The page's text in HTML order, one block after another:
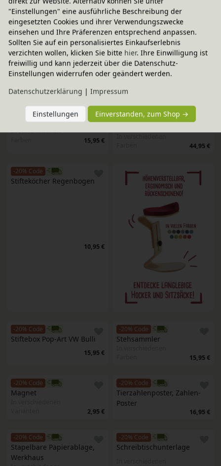
Stiftebox Katze, Werkhaus
17,95 €
Stiftebox Dino, Werkhaus
In verschiedenen
Farben
-20% Code
3D Globus
149,00 €
-20% Code
Magnet
In verschiedenen
-20% Code
Fotorahmen-Stiftebox
In verschiedenen
15,95 €
-20% Code
Schreibtisch-Organizer mit
44,95 €
-20% Code
Stifteköcher Regenbogen
10,95 €
-20% Code
Stiftebox Pop-Art VW Bulli
15,95 €
-20% Code
Stehsammler
15,95 €
-20% Code
Magnet
2,95 €
-20% Code
Tierzahlenposter, Zahlen-
Poster
16,95 €
-20% Code
Stapelbare Papierablage,
Werkhaus
-20% Code
Schreibtischunterlage
"Einstellungen" eine ausführliche Beschreibung der
eingesetzten Cookies und ihrer Verwendungszwecke
einsehen und Ihre Präferenzen entsprechend anpassen.
Sollten Sie auf ein personalisiertes Einkaufserlebnis
verzichten wollen, klicken Sie bitte hier. Ihre Einwilligung ist
freiwillig und kann jederzeit über die Datenschutz-
Einstellungen widerrufen oder geändert werden.
Daten­schutz­erklärung | Impressum
Einstellungen Einverstanden, zum Shop →